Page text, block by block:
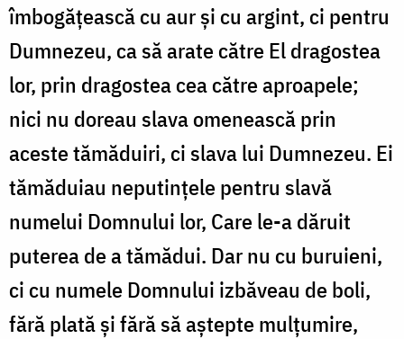
îmbogățească cu aur și cu argint, ci pentru
Dumnezeu, ca să arate către El dragostea
lor, prin dragostea cea către aproapele;
nici nu doreau slava omenească prin
aceste tămăduiri, ci slava lui Dumnezeu. Ei
tămăduiau neputințele pentru slavă
numelui Domnului lor, Care le-a dăruit
puterea de a tămădui. Dar nu cu buruieni,
ci cu numele Domnului izbăveau de boli,
fără plată și fără să aștepte mulțumire,